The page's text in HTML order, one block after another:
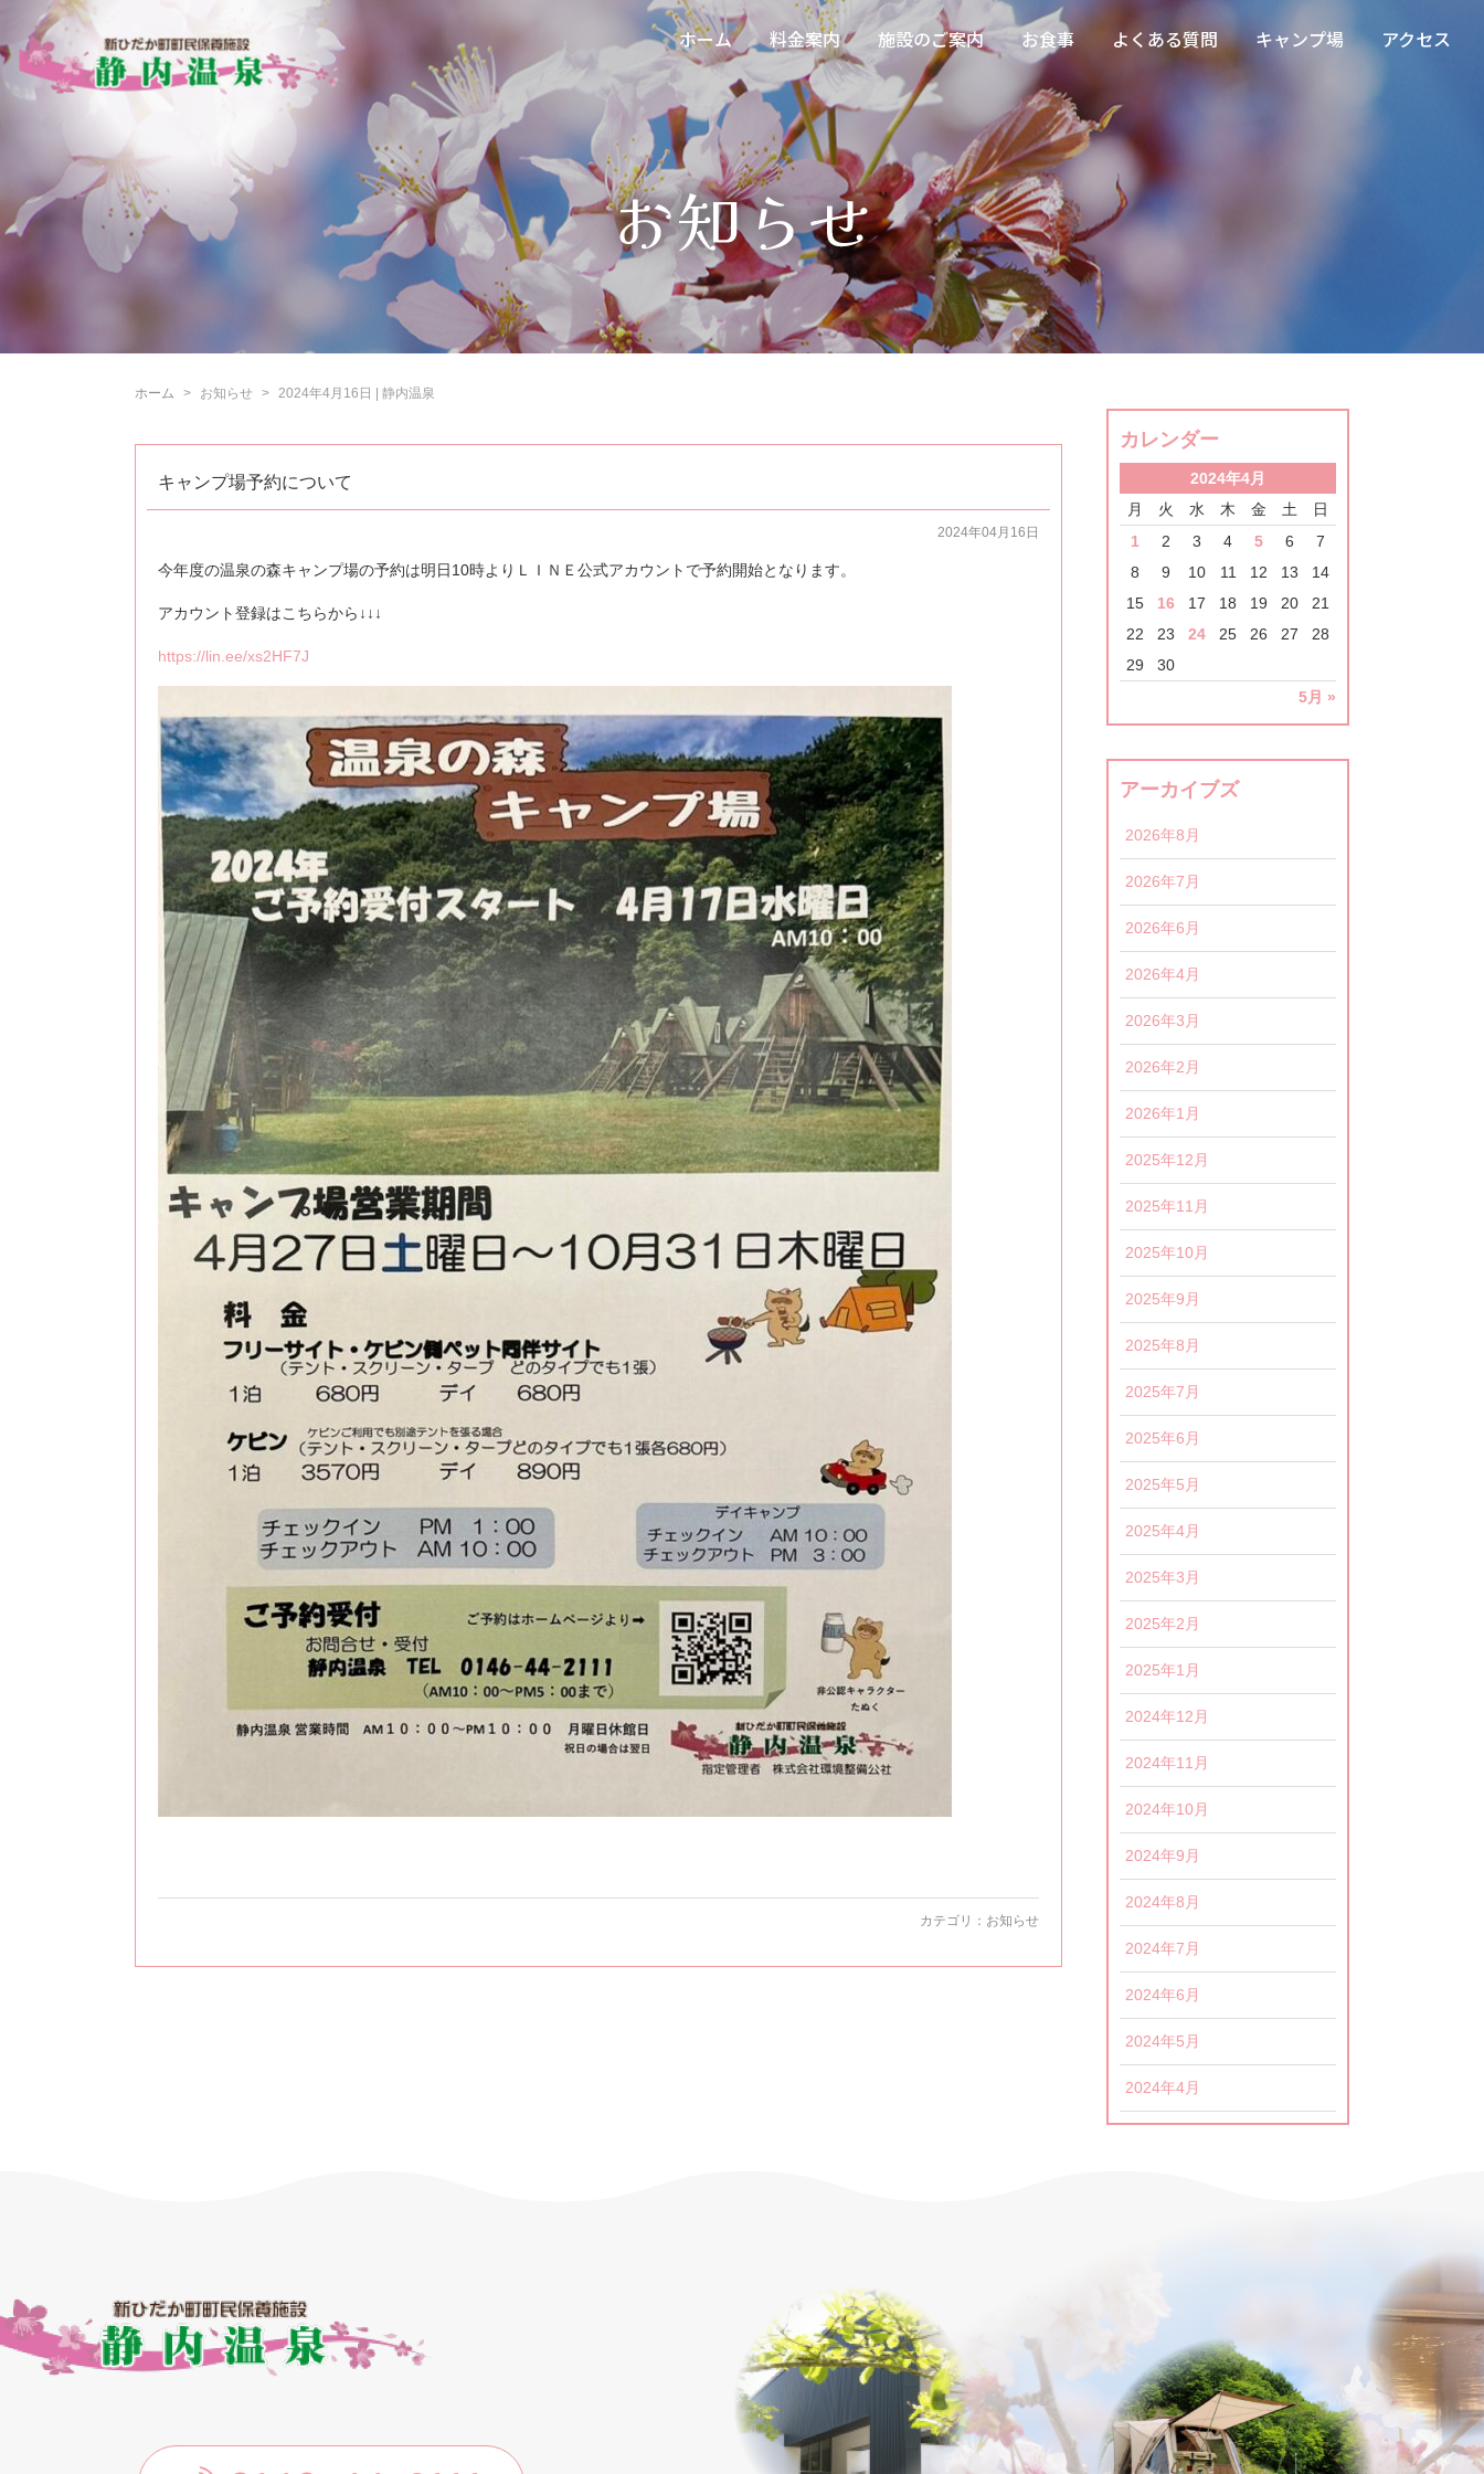
ホーム 料金案内 施設のご案内 お食事 よくある質問 キャンプ場 アクセス
ホーム お知らせ 2024年4月16日 | 静内温泉
キャンプ場予約について
2024年04月16日
今年度の温泉の森キャンプ場の予約は明日10時よりＬＩＮＥ公式アカウントで予約開始となります。
アカウント登録はこちらから↓↓↓
https://lin.ee/xs2HF7J
カテゴリ： お知らせ
カレンダー
2024年4月
月
火 水 木 金 土 日
5月 »
1 2 3 4 5 6
7
8
9 10 11 12 13
14
15
16 17 18 19 20
21
22
23 24 25 26 27
28
29
30
アーカイブズ
2026年8月
2026年7月
2026年6月
2026年4月
2026年3月
2026年2月
2026年1月
2025年12月
2025年11月
2025年10月
2025年9月
2025年8月
2025年7月
2025年6月
2025年5月
2025年4月
2025年3月
2025年2月
2025年1月
2024年12月
2024年11月
2024年10月
2024年9月
2024年8月
2024年7月
2024年6月
2024年5月
2024年4月